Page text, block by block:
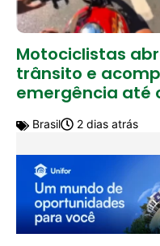
Motociclistas
trânsito e
emergência até
Brasil 2 dias atrás